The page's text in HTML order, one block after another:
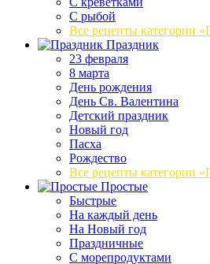
С рыбой
Все рецепты категории
Праздник
23 февраля
8 марта
День рождения
День Св. Валентина
Детский праздник
Новый год
Пасха
Рождество
Все рецепты категории
Простые
Быстрые
На каждый день
На Новый год
Праздничные
С морепродуктами